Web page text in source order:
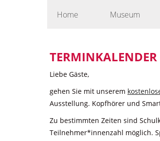
Home Museum
TERMINKALENDER
Liebe Gäste,
gehen Sie mit unserem
Ausstellung. Kopfhörer und
Zu bestimmten Zeiten sind
Teilnehmer*innenzahl möglich.